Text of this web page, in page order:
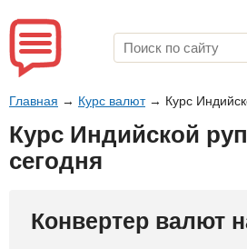
Главная → Курс валют→ Курс
Курс Индийской
сегодня
Конвертер валют